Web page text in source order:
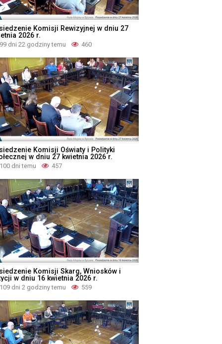
Komisji Rewizyjnej w dniu 27
2026 r.
99 dni 22 godziny temu 460
Komisji Oświaty i Polityki
w dniu 27 kwietnia 2026 r.
100 dni temu 457
Komisji Skarg, Wniosków i
w dniu 16 kwietnia 2026 r.
109 dni 2 godziny temu 559